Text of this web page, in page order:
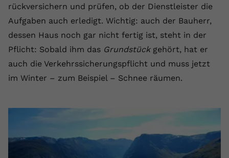
rückversichern und prüfen, ob der Dienstleister die
Aufgaben auch erledigt. Wichtig: auch der Bauherr,
dessen Haus noch gar nicht fertig ist, steht in der
Pflicht: Sobald ihm das Grundstückgehört, hat er
auch die Verkehrssicherungspflicht und muss jetzt
im Winter – zum Beispiel – Schnee räumen.
Benutzereinstellungen zu ermöglichen.
CONSENT
Anbieter youtube.com
YouTube setzt dieses Cookie über
Name yt-remote-device-id